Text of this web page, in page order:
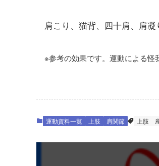
肩こり、猫背、四十肩、肩凝
※参考の効果です。運動による
運動資料一覧 上肢 肩関節 上肢